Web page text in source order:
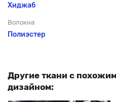
Хиджаб
Волокна
Полиэстер
Другие ткани с
дизайном: